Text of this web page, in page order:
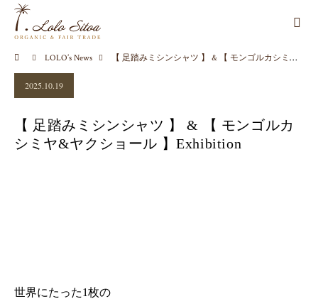
LOLO’s News 【 足踏みミシンシャツ 】 & 【 モンゴルカシミヤ&ヤクショール 】Exhibition
2025.10.19
【 足踏みミシンシャツ 】 & 【 モンゴルカ
シミヤ&ヤクショール 】Exhibition
世界にたった1枚の